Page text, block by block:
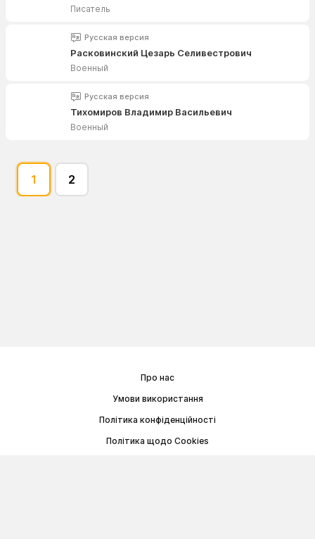
Писатель
Русская версия
Расковинский Цезарь Селивестрович
Военный
Русская версия
Тихомиров Владимир Васильевич
Военный
1 2
Про нас
Умови використання
Політика конфіденційності
Політика щодо Cookies